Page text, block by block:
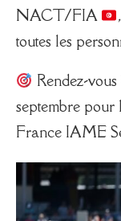
NACT/FIA
toutes les
Rendez-
septembre
France IAME